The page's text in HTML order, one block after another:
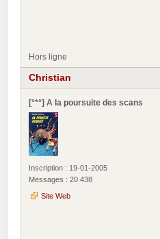
Hors ligne
Christian
[°*°] A la poursuite des scans
Inscription : 19-01-2005
Messages : 20 438
Site Web